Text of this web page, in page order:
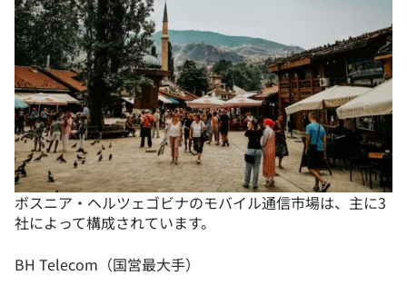
ボスニア・ヘルツェゴビナのモバイル通信市場は、主に3
社によって構成されています。
BH Telecom（国営最大手）